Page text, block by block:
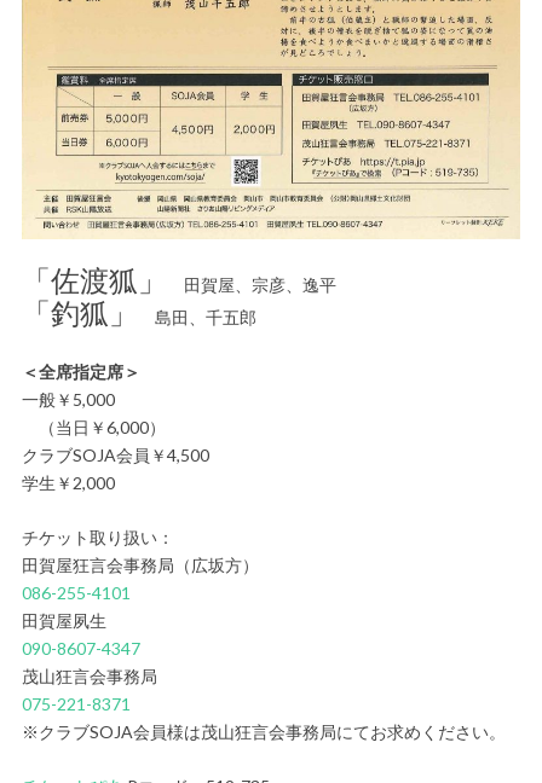
「佐渡狐」 田賀屋、宗彦、逸平
「釣狐」 島田、千五郎
＜全席指定席＞
一般￥5,000
（当日￥6,000）
クラブSOJA会員￥4,500
学生￥2,000
チケット取り扱い：
田賀屋狂言会事務局（広坂方）
086-255-4101
田賀屋夙生
090-8607-4347
茂山狂言会事務局
075-221-8371
※クラブSOJA会員様は茂山狂言会事務局にてお求めください。